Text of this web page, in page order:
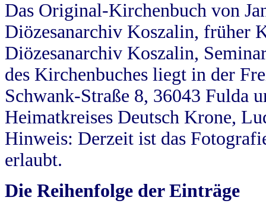
Das Original-Kirchenbuch von
Diözesanarchiv Koszalin, früher
Diözesanarchiv Koszalin,
des Kirchenbuches liegt in der
Schwank-Straße 8, 36043 Fulda
Heimatkreises Deutsch Krone,
Hinweis: Derzeit ist das
erlaubt.
Die Reihenfolge der Einträge